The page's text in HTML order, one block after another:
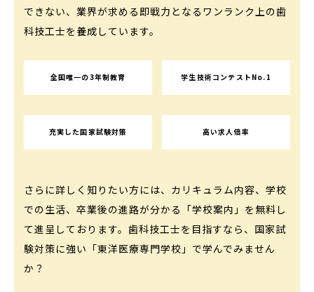
できない、業界が求める即戦力となるワンランク上の歯
科技工士を養成しています。
全国唯一の3年制教育 学生技術コンテストNo.1
充実した国家試験対策 高い求人倍率
さらに詳しく知りたい方には、カリキュラム内容、学校
での生活、卒業後の進路が分かる「学校案内」を無料し
て進呈しております。歯科技工士を目指すなら、国家試
験対策に強い「東洋医療専門学校」で学んでみません
か？